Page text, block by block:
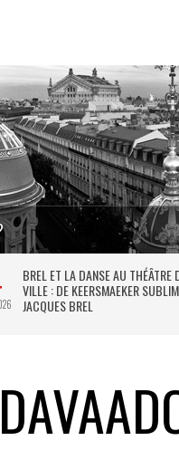
BREL ET LA DANSE AU THÉÂTRE
VILLE : DE KEERSMAEKER
JACQUES BREL